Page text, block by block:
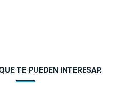
TE PUEDEN INTERESAR